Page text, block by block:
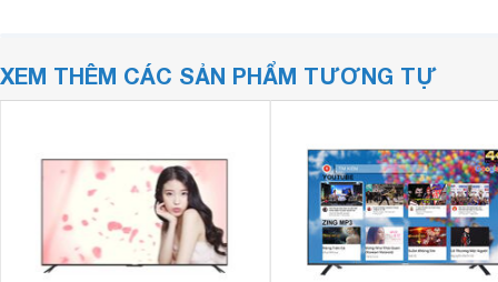
XEM THÊM CÁC SẢN PHẨM TƯƠNG TỰ